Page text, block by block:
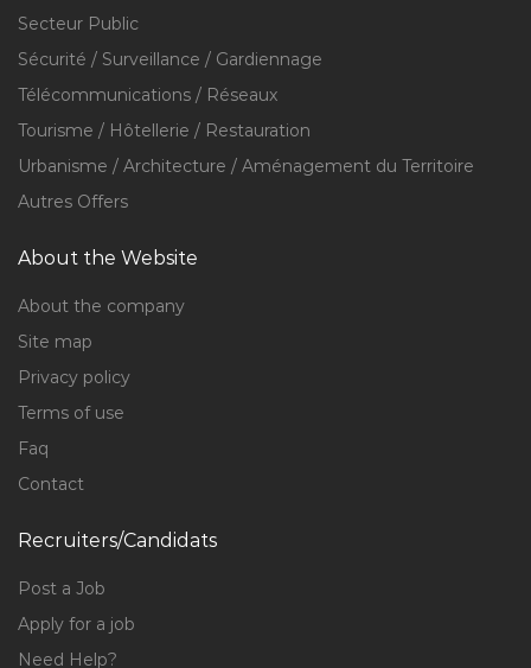
Secteur Public
Sécurité / Surveillance / Gardiennage
Télécommunications / Réseaux
Tourisme / Hôtellerie / Restauration
Urbanisme / Architecture / Aménagement du Territoire
Autres Offers
About the Website
About the company
Site map
Privacy policy
Terms of use
Faq
Contact
Recruiters/Candidats
Post a Job
Apply for a job
Need Help?